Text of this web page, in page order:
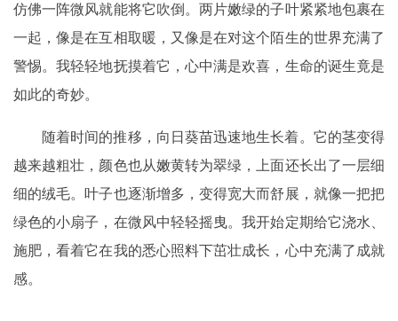
仿佛一阵微风就能将它吹倒。两片嫩绿的子叶紧紧地包裹在
一起，像是在互相取暖，又像是在对这个陌生的世界充满了
警惕。我轻轻地抚摸着它，心中满是欢喜，生命的诞生竟是
如此的奇妙。
随着时间的推移，向日葵苗迅速地生长着。它的茎变得
越来越粗壮，颜色也从嫩黄转为翠绿，上面还长出了一层细
细的绒毛。叶子也逐渐增多，变得宽大而舒展，就像一把把
绿色的小扇子，在微风中轻轻摇曳。我开始定期给它浇水、
施肥，看着它在我的悉心照料下茁壮成长，心中充满了成就
感。